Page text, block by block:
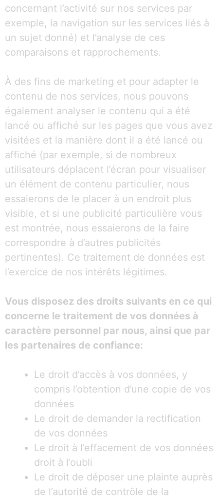
concernant l’activité sur nos services par
exemple, la navigation sur les services liés à
un sujet donné) et l’analyse de ces
comparaisons et rapprochements.
À des fins de marketing et pour adapter le
contenu de nos services, nous pouvons
également analyser le contenu qui a été
lancé ou affiché sur les pages que vous avez
visitées et la manière dont il a été lancé ou
affiché (par exemple, si de nombreux
utilisateurs déplacent l’écran pour visualiser
un élément de contenu particulier, nous
essaierons de le placer à un endroit plus
visible, et si une publicité particulière vous
est montrée, nous essaierons de la faire
correspondre à d’autres publicités
pertinentes). Ce traitement de données est
l’exercice de nos intérêts légitimes.
Vous disposez des droits suivants en ce qui
concerne le traitement de vos données à
caractère personnel par nous, ainsi que par
les partenaires de confiance:
Le droit d’accès à vos données, y
compris l’obtention d’une copie de vos
données
Le droit de demander la rectification
de vos données
Le droit à l’effacement de vos données
droit à l’oubli
Le droit de déposer une plainte auprès
de l’autorité de contrôle de la